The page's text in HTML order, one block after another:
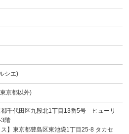
シエ)
京都以外)
都千代田区九段北1丁目13番5号 ヒューリ
3階
ス】東京都豊島区東池袋1丁目25-8 タカセ